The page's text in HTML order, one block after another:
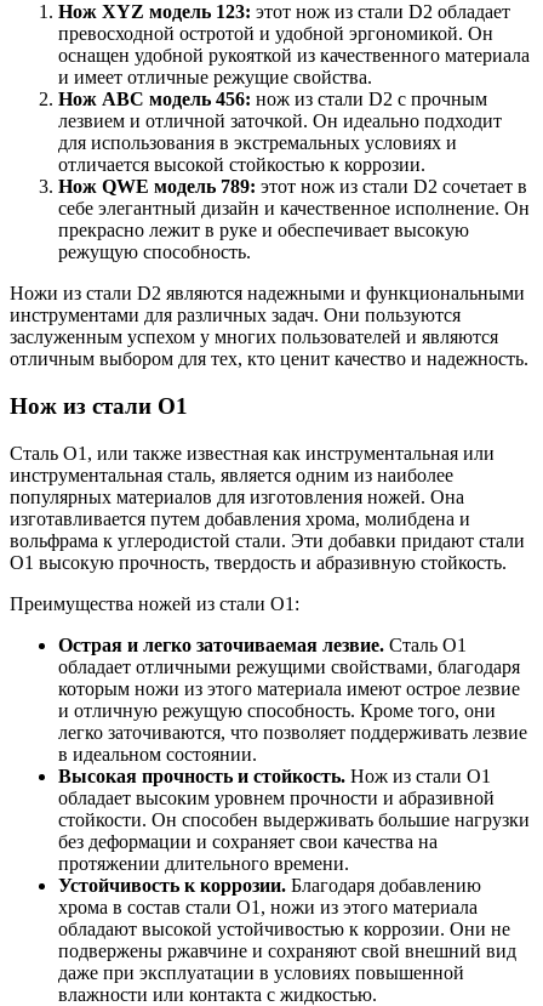
Нож XYZ модель 123: этот нож из стали D2 обладает
превосходной остротой и удобной эргономикой. Он
оснащен удобной рукояткой из качественного материала
и имеет отличные режущие свойства.
Нож ABC модель 456: нож из стали D2 с прочным
лезвием и отличной заточкой. Он идеально подходит
для использования в экстремальных условиях и
отличается высокой стойкостью к коррозии.
Нож QWE модель 789: этот нож из стали D2 сочетает в
себе элегантный дизайн и качественное исполнение. Он
прекрасно лежит в руке и обеспечивает высокую
режущую способность.
Ножи из стали D2 являются надежными и функциональными
инструментами для различных задач. Они пользуются
заслуженным успехом у многих пользователей и являются
отличным выбором для тех, кто ценит качество и надежность.
Нож из стали O1
Сталь O1, или также известная как инструментальная или
инструментальная сталь, является одним из наиболее
популярных материалов для изготовления ножей. Она
изготавливается путем добавления хрома, молибдена и
вольфрама к углеродистой стали. Эти добавки придают стали
O1 высокую прочность, твердость и абразивную стойкость.
Преимущества ножей из стали O1:
Острая и легко заточиваемая лезвие. Сталь O1
обладает отличными режущими свойствами, благодаря
которым ножи из этого материала имеют острое лезвие
и отличную режущую способность. Кроме того, они
легко заточиваются, что позволяет поддерживать лезвие
в идеальном состоянии.
Высокая прочность и стойкость. Нож из стали O1
обладает высоким уровнем прочности и абразивной
стойкости. Он способен выдерживать большие нагрузки
без деформации и сохраняет свои качества на
протяжении длительного времени.
Устойчивость к коррозии. Благодаря добавлению
хрома в состав стали O1, ножи из этого материала
обладают высокой устойчивостью к коррозии. Они не
подвержены ржавчине и сохраняют свой внешний вид
даже при эксплуатации в условиях повышенной
влажности или контакта с жидкостью.